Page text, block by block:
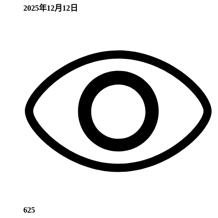
2025年12月12日
625